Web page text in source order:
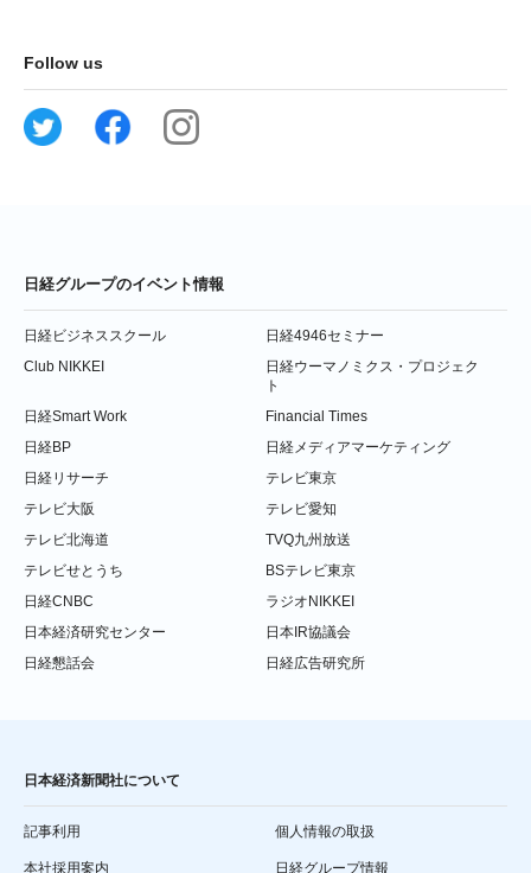
Follow us
日経グループのイベント情報
日経ビジネススクール
日経4946セミナー
Club NIKKEI
日経ウーマノミクス・プロジェク
ト
日経Smart Work
Financial Times
日経BP
日経メディアマーケティング
日経リサーチ
テレビ東京
テレビ大阪
テレビ愛知
テレビ北海道
TVQ九州放送
テレビせとうち
BSテレビ東京
日経CNBC
ラジオNIKKEI
日本経済研究センター
日本IR協議会
日経懇話会
日経広告研究所
日本経済新聞社について
記事利用 個人情報の取扱
本社採用案内 日経グループ情報